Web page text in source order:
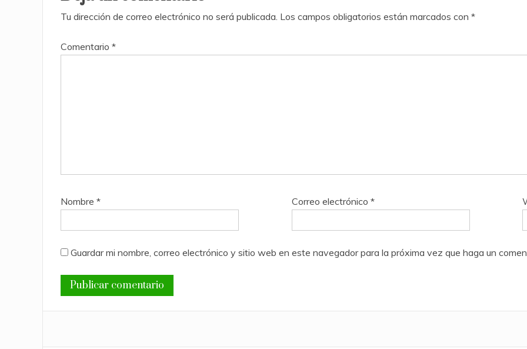
Tu dirección de correo electrónico no será publicada. Los campos obligatorios están marcados con *
Comentario *
Nombre * Correo electrónico *
Guardar mi nombre, correo electrónico y sitio web en este navegador para la próxima vez que haga un